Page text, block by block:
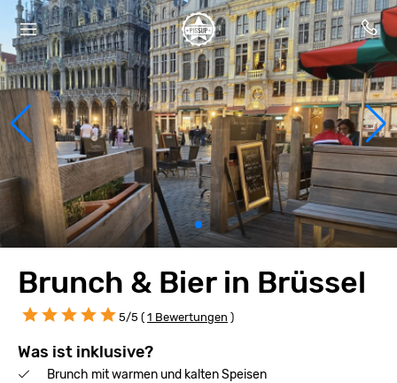
Brunch & Bier in Brüssel
5/5 ( 1 Bewertungen )
Was ist inklusive?
Brunch mit warmen und kalten Speisen